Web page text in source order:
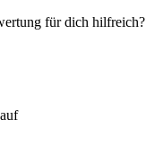
für dich hilfreich?